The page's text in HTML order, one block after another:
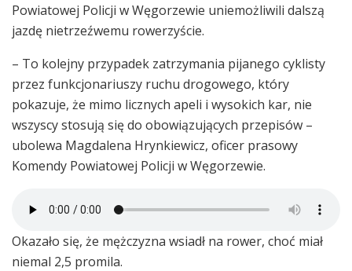
Powiatowej Policji w Węgorzewie uniemożliwili dalszą
jazdę nietrzeźwemu rowerzyście.
– To kolejny przypadek zatrzymania pijanego cyklisty
przez funkcjonariuszy ruchu drogowego, który
pokazuje, że mimo licznych apeli i wysokich kar, nie
wszyscy stosują się do obowiązujących przepisów –
ubolewa Magdalena Hrynkiewicz, oficer prasowy
Komendy Powiatowej Policji w Węgorzewie.
Okazało się, że mężczyzna wsiadł na rower, choć miał
niemal 2,5 promila.